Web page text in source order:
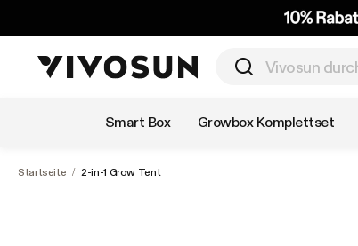
Smart Box Growbox Komplettset
Startseite / 2-in-1 Grow Tent